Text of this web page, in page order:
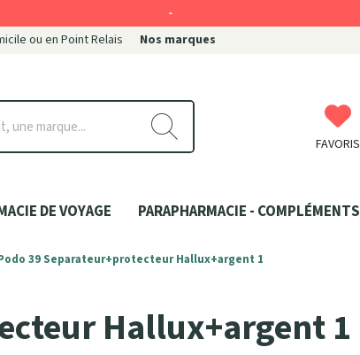
ou en Point Relais Nos marques
FAVORIS
DE VOYAGE PARAPHARMACIE - COMPLÉMENTS
39 Separateur+protecteur Hallux+argent 1
Hallux+argent 1